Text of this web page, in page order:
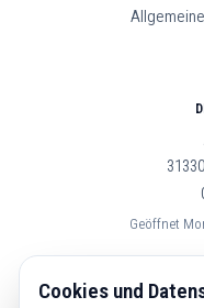
Geöffnet
Cookies und